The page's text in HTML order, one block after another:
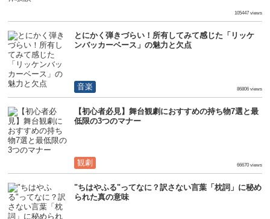
105447 views
とにかく弾きづらい！所有してみて感じた「リッケ
ンバッカーベース」の魅力と欠点
音楽 86806 views
【初心者必見】舞台観劇におすすめの持ち物7選と最
低限の3つのマナー
観劇 66670 views
"ちはやふる"ってなに？訳さない言葉「枕詞」に秘め
られた真の意味